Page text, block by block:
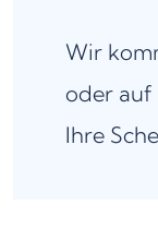
Wir
oder auf
Ihre